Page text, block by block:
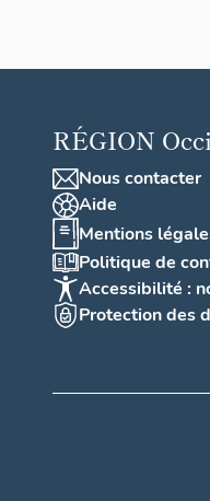
RÉGION
Nous contacter
Aide
Mentions
Politique de
Accessibilité :
Protection des